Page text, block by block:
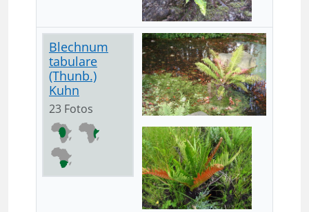
Blechnum
tabulare
(Thunb.)
Kuhn
23 Fotos